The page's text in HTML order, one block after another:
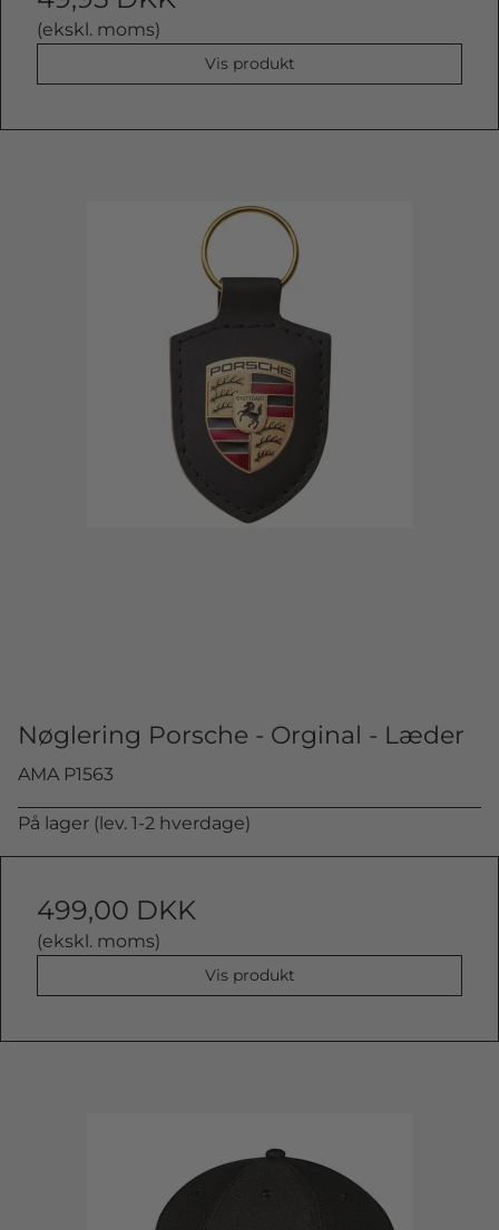
(ekskl. moms)
Vis produkt
Nøglering Porsche - Orginal - Læder
AMA P1563
På lager (lev. 1-2 hverdage)
499,00 DKK
(ekskl. moms)
Vis produkt